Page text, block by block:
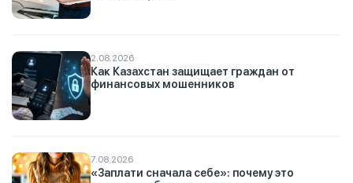
2.08.2026
Как Казахстан защищает граждан от
финансовых мошенников
7.08.2026
«Заплати сначала себе»: почему это